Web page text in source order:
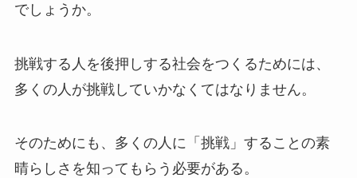
でしょうか。
挑戦する人を後押しする社会をつくるためには、
多くの人が挑戦していかなくてはなりません。
そのためにも、 多くの人に「挑戦」することの素
晴らしさを知ってもらう 必要がある。